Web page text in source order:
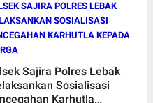
SAJIRA POLRES LEBAK
SOSIALISASI
KARHUTLA KEPADA
Sajira Polres Lebak
Sosialisasi
Karhutla